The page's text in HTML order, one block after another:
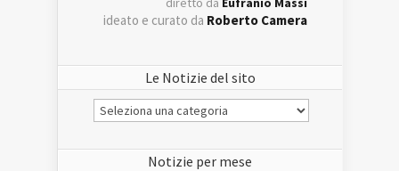
ideato e curato da Roberto Camera
Le Notizie del sito
Le
Notizie
Notizie per mese